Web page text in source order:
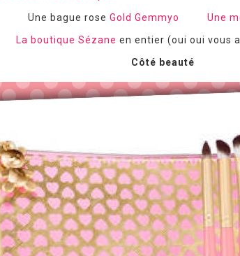
Une bague rose Gold Gemmyo
Une
La boutique Sézane en entier (oui oui vous
Côté beauté